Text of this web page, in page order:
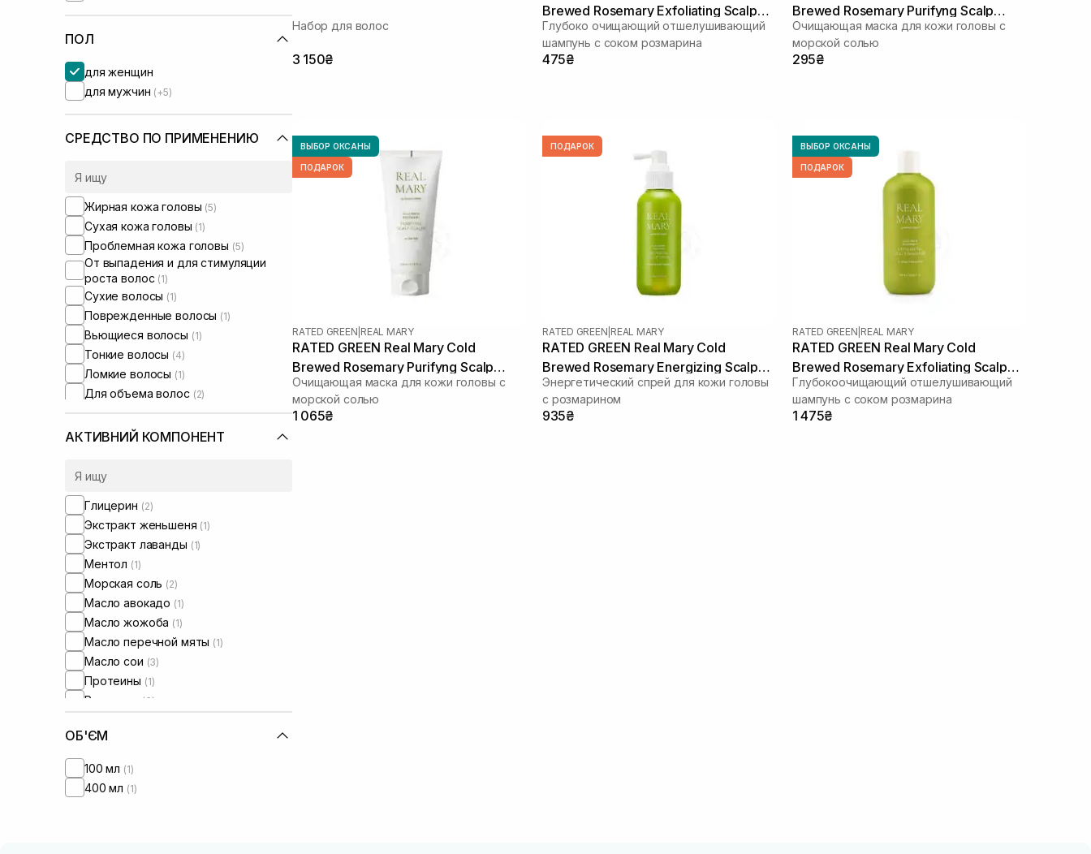
ПОЛ
для женщин
для мужчин (+5)
СРЕДСТВО ПО ПРИМЕНЕНИЮ
Жирная кожа головы (5)
Сухая кожа головы (1)
Проблемная кожа головы (5)
От выпадения и для стимуляции
роста волос (1)
Сухие волосы (1)
Поврежденные волосы (1)
Вьющиеся волосы (1)
Тонкие волосы (4)
Ломкие волосы (1)
Для объема волос (2)
Для глубокой очистки(2)
АКТИВНИЙ КОМПОНЕНТ
Глицерин (2)
Экстракт женьшеня (1)
Экстракт лаванды (1)
Ментол (1)
Морская соль (2)
Масло авокадо (1)
Масло жожоба (1)
Масло перечной мяты (1)
Масло сои (3)
Протеины (1)
Розмарин (6)
ОБ'ЄМ
100 мл (1)
400 мл (1)
Набор для волос
3 150₴
Brewed Rosemary Exfoliating Scalp
Shampoo 100 мл
Глубоко очищающий отшелушивающий
шампунь с соком розмарина
475₴
Brewed Rosemary Purifyng Scalp
Scaler 50 мл
Очищающая маска для кожи головы с
морской солью
295₴
ВЫБОР ОКСАНЫ
ПОДАРОК
RATED GREEN REAL MARY
RATED GREEN Real Mary Cold
Brewed Rosemary Purifyng Scalp
Scaler 200 мл
Очищающая маска для кожи головы с
морской солью
1 065₴
ПОДАРОК
RATED GREEN REAL MARY
RATED GREEN Real Mary Cold
Brewed Rosemary Energizing Scalp
Spray 120 мл
Энергетический спрей для кожи головы
с розмарином
935₴
ВЫБОР ОКСАНЫ
ПОДАРОК
RATED GREEN REAL MARY
RATED GREEN Real Mary Cold
Brewed Rosemary Exfoliating Scalp
Shampoo 400 ml
Глубокоочищающий отшелушивающий
шампунь с соком розмарина
1 475₴